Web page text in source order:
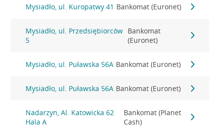
Mysiadło, ul. Kuropatwy 41 Bankomat (Euronet)
Mysiadło, ul. Przedsiębiorców
5
Bankomat
(Euronet)
Mysiadło, ul. Puławska 56A Bankomat (Euronet)
Mysiadło, ul. Puławska 56A Bankomat (Euronet)
Nadarzyn, Al. Katowicka 62
Hala A
Bankomat (Planet
Cash)